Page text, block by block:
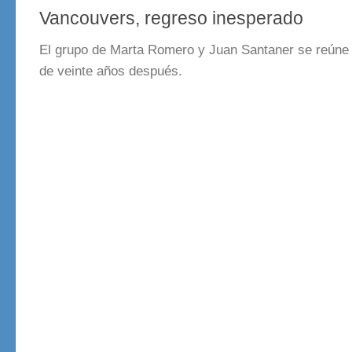
Vancouvers, regreso inesperado
El grupo de Marta Romero y Juan Santaner se reúne
de veinte años después.